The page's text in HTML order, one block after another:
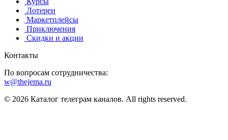
️ Лотереи
️ Маркетплейсы
️ Приключения
️ Скидки и акции
Контакты
По вопросам сотрудничества:
w@thejema.ru
© 2026 Каталог телеграм каналов. All rights reserved.